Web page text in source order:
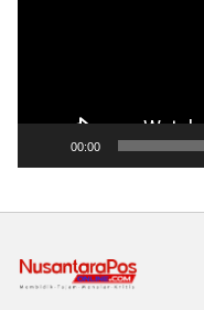
00:00